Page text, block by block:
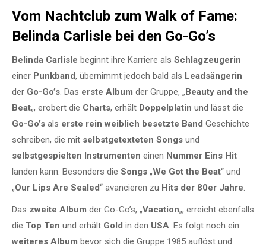
Vom Nachtclub zum Walk of Fame:
Belinda Carlisle bei den Go-Go’s
Belinda Carlisle beginnt ihre Karriere als Schlagzeugerin
einer Punkband, übernimmt jedoch bald als Leadsängerin
der Go-Go’s. Das erste Album der Gruppe, „Beauty and the
Beat„, erobert die Charts, erhält Doppelplatin und lässt die
Go-Go’s als erste rein weiblich besetzte Band Geschichte
schreiben, die mit selbstgetexteten Songs und
selbstgespielten Instrumenten einen Nummer Eins Hit
landen kann. Besonders die Songs „We Got the Beat“ und
„Our Lips Are Sealed“ avancieren zu Hits der 80er Jahre.
Das zweite Album der Go-Go’s, „Vacation„, erreicht ebenfalls
die Top Ten und erhält Gold in den USA. Es folgt noch ein
weiteres Album bevor sich die Gruppe 1985 auflöst und